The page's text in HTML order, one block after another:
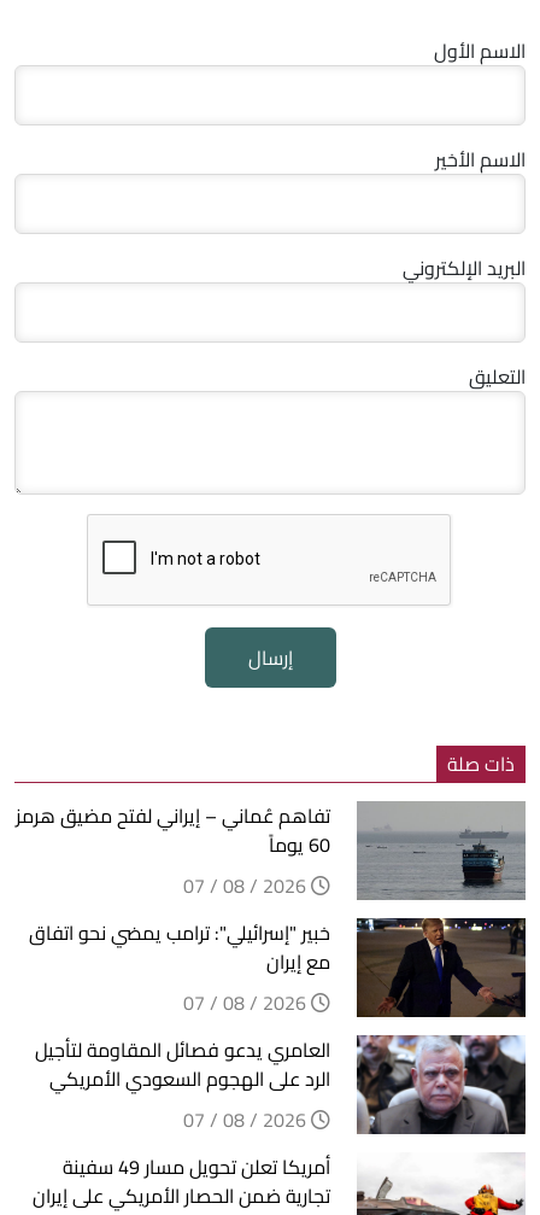
الاسم الأول
الاسم الأخير
البريد الإلكتروني
التعليق
إرسال
ذات صلة
تفاهم عُماني – إيراني لفتح مضيق هرمز
60 يوماً
خبير "إسرائيلي": ترامب يمضي نحو اتفاق
مع إيران
العامري يدعو فصائل المقاومة لتأجيل
الرد على الهجوم السعودي الأمريكي
أمريكا تعلن تحويل مسار 49 سفينة
تجارية ضمن الحصار الأمريكي على إيران